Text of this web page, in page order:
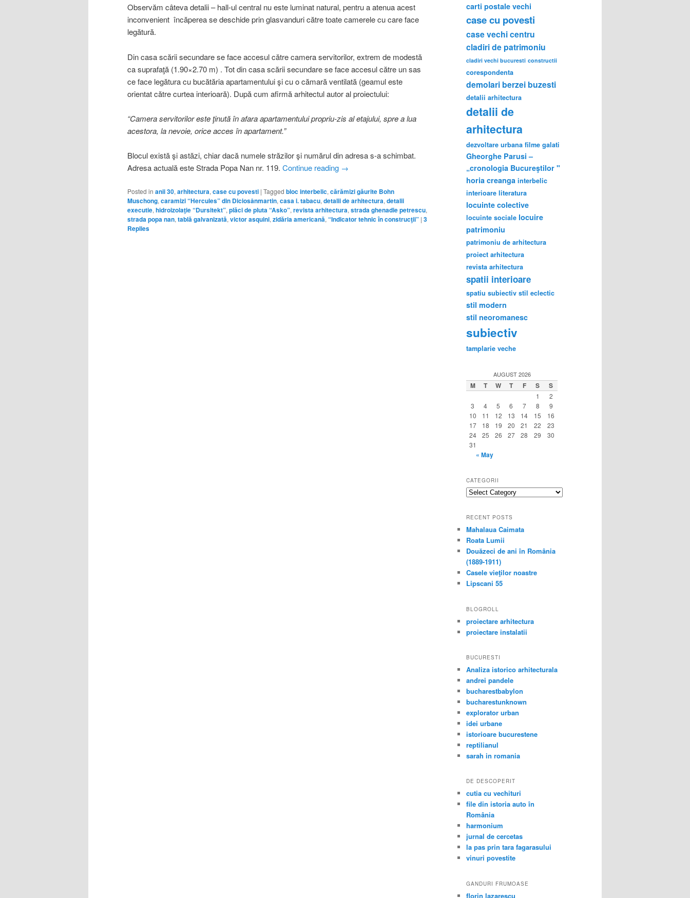
Observăm câteva detalii – hall-ul central nu este luminat natural, pentru a atenua acest
inconvenient încăperea se deschide prin glasvanduri către toate camerele cu care face
legătură.
Din casa scării secundare se face accesul către camera servitorilor, extrem de modestă
ca suprafaţă (1.90×2.70 m) . Tot din casa scării secundare se face accesul către un sas
ce face legătura cu bucătăria apartamentului şi cu o cămară ventilată (geamul este
orientat către curtea interioară). După cum afirmă arhitectul autor al proiectului:
“Camera servitorilor este ţinută în afara apartamentului propriu-zis al etajului, spre a lua
acestora, la nevoie, orice acces în apartament.”
Blocul există şi astăzi, chiar dacă numele străzilor şi numărul din adresa s-a schimbat.
Adresa actuală este Strada Popa Nan nr. 119. Continue reading →
Posted in anii 30, arhitectura, case cu povesti | Tagged bloc interbelic, cărămizi găurite Bohn
Muschong, caramizi “Hercules” din Diciosânmartin, casa i. tabacu, detalii de arhitectura, detalii
executie, hidroizolaţie “Dursitekt”, plăci de pluta “Asko”, revista arhitectura, strada ghenadie petrescu,
strada popa nan, tablă galvanizată, victor asquini, zidăria americană, “Indicator tehnic în construcţii” | 3
Replies
carti postale vechi
case cu povesti
case vechicentru
cladiri de patrimoniu
cladiri vechi bucuresti constructii
corespondenta
demolari berzei buzesti
detalii arhitectura
detalii de
arhitectura
dezvoltare urbana filme galati
Gheorghe Parusi –
„cronologia Bucureştilor "
horia creanga interbelic
interioare literatura
locuinte colective
locuinte sociale locuire
patrimoniu
patrimoniu de arhitectura
proiect arhitectura
revista arhitectura
spatii interioare
spatiu subiectiv stil eclectic
stil modern
stil neoromanesc
subiectiv
tamplarie veche
AUGUST 2026
M T W T F S S
1
2
3
4 5 6 7 8
9
10
11 12 13 14 15
16
17
18 19 20 21 22
23
24
25 26 27 28 29
30
31
« May
CATEGORII
categorii
RECENT POSTS
Mahalaua Caimata
Roata Lumii
Douăzeci de ani în România
(1889-1911)
Casele vieţilor noastre
Lipscani 55
BLOGROLL
proiectare arhitectura
proiectare instalatii
BUCURESTI
Analiza istorico arhitecturala
andrei pandele
bucharestbabylon
bucharestunknown
explorator urban
idei urbane
istorioare bucurestene
reptilianul
sarah in romania
DE DESCOPERIT
cutia cu vechituri
file din istoria auto în
România
harmonium
jurnal de cercetas
la pas prin tara fagarasului
vinuri povestite
GANDURI FRUMOASE
florin lazarescu